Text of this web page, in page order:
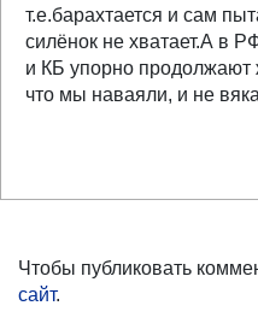
т.е.барахтается и сам
силёнок не хватает.А в
и КБ упорно продолжают
что мы наваяли, и не
Чтобы публиковать
сайт.